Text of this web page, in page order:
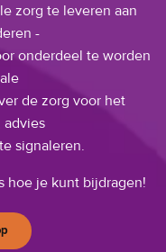
zorg te leveren aan
-
onderdeel te worden
de zorg voor het
signaleren.
hoe je kunt bijdragen!